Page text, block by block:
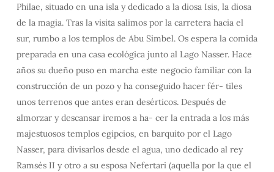
Philae, situado en una isla y dedicado a la diosa Isis, la diosa
de la magia. Tras la visita salimos por la carretera hacia el
sur, rumbo a los templos de Abu Simbel. Os espera la comida
preparada en una casa ecológica junto al Lago Nasser. Hace
años su dueño puso en marcha este negocio familiar con la
construcción de un pozo y ha conseguido hacer fér- tiles
unos terrenos que antes eran desérticos. Después de
almorzar y descansar iremos a ha- cer la entrada a los más
majestuosos templos egipcios, en barquito por el Lago
Nasser, para divisarlos desde el agua, uno dedicado al rey
Ramsés II y otro a su esposa Nefertari (aquella por la que el